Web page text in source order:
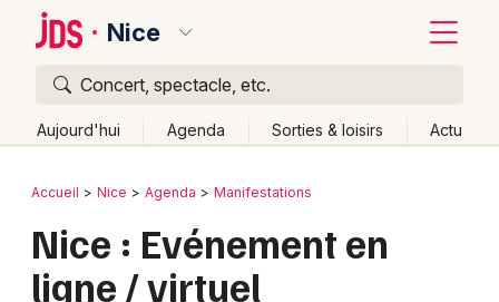
Nice
Concert, spectacle, etc.
Aujourd'hui Agenda Sorties & loisirs Actu
Publier un événement
Bordeaux
Colmar
Retour
Accueil Nice Agenda Manifestations
Nice : Evénement en
ligne / virtuel
Quoi ?
Où ?
Provence-Alpes-Côte-d'Azur
Partout
Près de moi
Changer de lieu